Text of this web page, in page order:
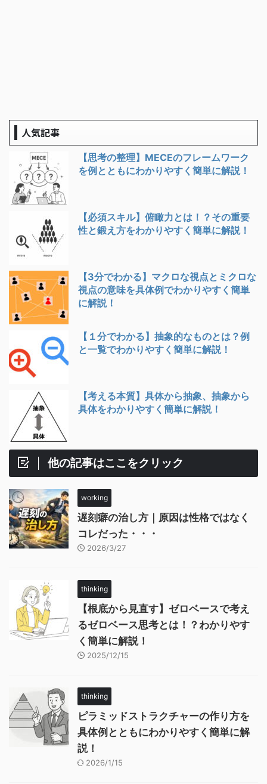
人気記事
【思考の整理】MECEのフレームワーク
を例とともにわかりやすく簡単に解説！
【必須スキル】俯瞰力とは！？その重要
性と鍛え方をわかりやすく簡単に解説！
【3分でわかる】マクロな視点とミクロな
視点の意味を具体例でわかりやすく簡単
に解説！
【１分でわかる】抽象的なものとは？例
と一覧でわかりやすく簡単に解説！
【考える本質】具体から抽象、抽象から
具体をわかりやすく簡単に解説！
他の記事はここをクリック
working
遅刻癖の治し方｜原因は性格ではなく
コレだった・・・
2026/3/27
thinking
【根底から見直す】ゼロベースで考え
るゼロベース思考とは！？わかりやす
く簡単に解説！
2025/12/15
thinking
ピラミッドストラクチャーの作り方を
具体例とともにわかりやすく簡単に解
説！
2026/1/15